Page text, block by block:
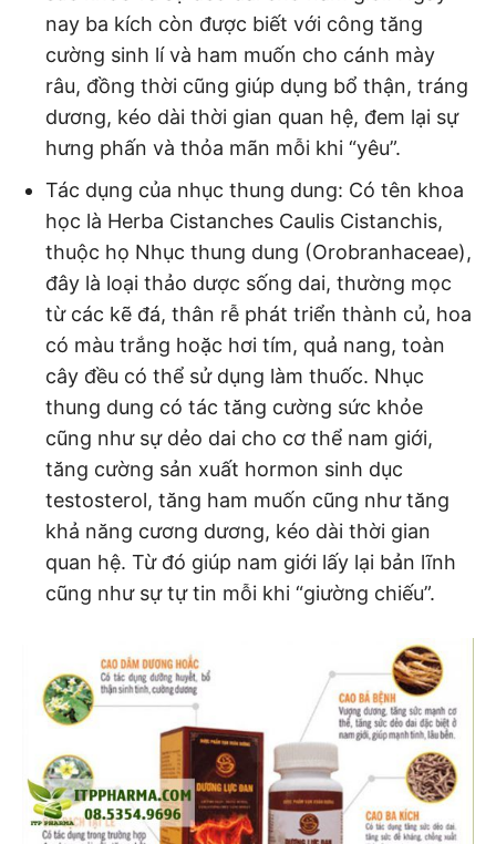
nay ba kích còn được biết với công tăng
cường sinh lí và ham muốn cho cánh mày
râu, đồng thời cũng giúp dụng bổ thận, tráng
dương, kéo dài thời gian quan hệ, đem lại sự
hưng phấn và thỏa mãn mỗi khi “yêu”.
Tác dụng của nhục thung dung: Có tên khoa
học là Herba Cistanches Caulis Cistanchis,
thuộc họ Nhục thung dung (Orobranhaceae),
đây là loại thảo dược sống dai, thường mọc
từ các kẽ đá, thân rễ phát triển thành củ, hoa
có màu trắng hoặc hơi tím, quả nang, toàn
cây đều có thể sử dụng làm thuốc. Nhục
thung dung có tác tăng cường sức khỏe
cũng như sự dẻo dai cho cơ thể nam giới,
tăng cường sản xuất hormon sinh dục
testosterol, tăng ham muốn cũng như tăng
khả năng cương dương, kéo dài thời gian
quan hệ. Từ đó giúp nam giới lấy lại bản lĩnh
cũng như sự tự tin mỗi khi “giường chiếu”.